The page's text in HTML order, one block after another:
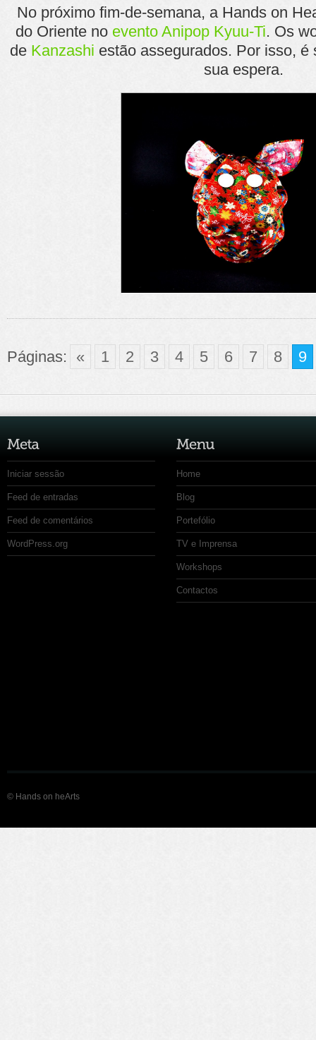
No próximo fim-de-semana, a Hands on
do Oriente no evento Anipop Kyuu-Ti. Os
de Kanzashi estão assegurados. Por isso, é
sua espera.
Páginas: « 1 2 3 4 5 6 7 8 9
Iniciar sessão
Feed de entradas
Feed de comentários
WordPress.org
Home
Blog
Portefólio
TV e Imprensa
Workshops
Contactos
© Hands on heArts